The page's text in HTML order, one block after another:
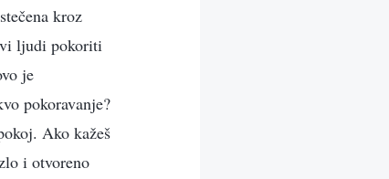
kroz
ljudi pokoriti
je
pokoravanje?
Ako kažeš
i otvoreno